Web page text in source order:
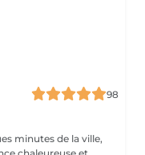
98
minutes de la ville,